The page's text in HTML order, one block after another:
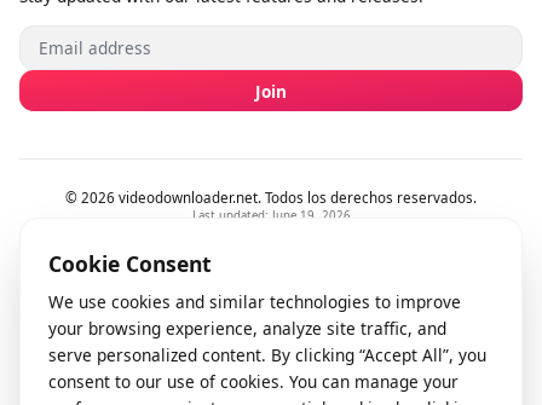
support@videodownloader.net
LEGAL
Términos del servicio
Política de privacidad
Responsible Use
NEWSLETTER
Stay updated with our latest features and releases.